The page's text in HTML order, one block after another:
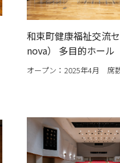
和束町健康福祉交流
nova） 多目的ホール
オープン：2025年4月 席